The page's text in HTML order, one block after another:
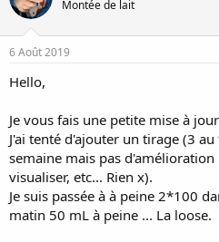
Montée de lait
6 Août 2019
Hello,
Je vous fais une petite mise à
J'ai tenté d'ajouter un tirage (3
semaine mais pas d'amélioration
visualiser, etc... Rien x).
Je suis passée à à peine 2*100
matin 50 mL à peine ... La loose.